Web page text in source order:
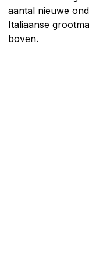
aantal nieuwe
Italiaanse
boven.